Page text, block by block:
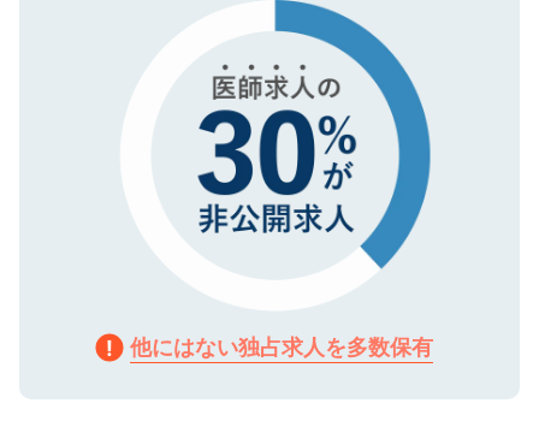
で、機密保持に関してもご安心ください。
他にはない独占求人を多数保有